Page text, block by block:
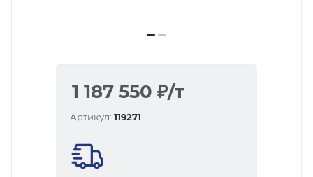
1 187 550 ₽/т
Артикул: 119271